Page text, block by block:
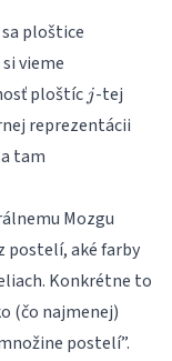
ploštice
vieme
ploštíc jj-tej
reprezentácii
tam
Mozgu
postelí, aké farby
Konkrétne to
(čo najmenej)
postelí”.